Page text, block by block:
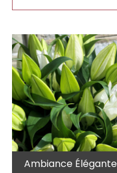
Ambiance Élégante